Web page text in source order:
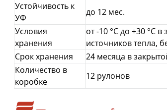
Устойчивость к
УФ
до 12 мес.
Условия
хранения
от -10 °С до +30 °С
источников тепла,
Срок хранения
24 месяца в
Количество в
коробке
12 рулонов